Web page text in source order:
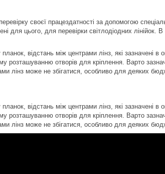
своєї працездатності за допомогою
для цього, для перевірки світлодіодних
відстань між центрами лінз, які зазначені
розташуванню отворів для кріплення. Варто
лінз може не збігатися, особливо для деяких
відстань між центрами лінз, які зазначені
розташуванню отворів для кріплення. Варто
лінз може не збігатися, особливо для деяких